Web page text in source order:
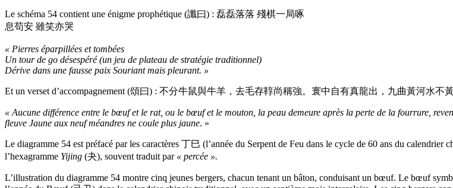
Le schéma 54 contient une énigme prophétique (讖曰) : 磊磊落落 殘棋一局啄
息苟安 雖笑亦哭
« Pierres éparpillées et tombées
Un tour de go désespéré (un jeu de plateau de stratégie traditionnel)
Dérive dans une fausse paix Souriant mais pleurant. »
Et un verset d’accompagnement (頌曰) : 不分牛鼠與牛羊，去毛存鞟尚稱強。寰中自有真龍出，九曲黃河水不
« Aucune différence entre le bœuf et le rat, ou le bœuf et le mouton, la peau demeure après la perte de la fourrure,
fleuve Jaune aux neuf méandres ne coule plus jaune. »
Le diagramme 54 est préfacé par les caractères 丁巳 (l’année du Serpent de Feu dans le cycle de 60 ans du
l’hexagramme Yijing (夬), souvent traduit par « percée ».
L’illustration du diagramme 54 montre cinq jeunes bergers, chacun tenant un bâton, conduisant un bœuf. Le bœuf